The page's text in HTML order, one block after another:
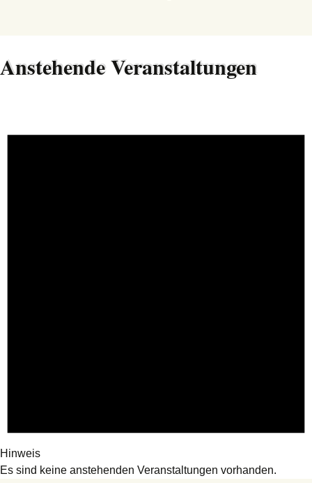
Anstehende Veranstaltungen
Hinweis
Es sind keine anstehenden Veranstaltungen vorhanden.